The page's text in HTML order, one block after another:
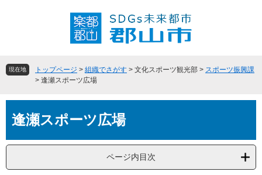
頭
飛
へ
現在地 トップページ > 組織でさがす > 文化スポーツ観光部 > スポーツ振興課
> 逢瀬スポーツ広場
文逢瀬スポーツ広場
ページ内目次